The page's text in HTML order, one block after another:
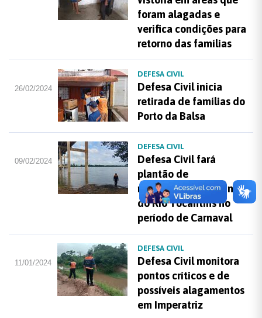
foram alagadas e
verifica condições para
retorno das famílias
26/02/2024
DEFESA CIVIL
Defesa Civil inicia
retirada de famílias do
Porto da Balsa
09/02/2024
DEFESA CIVIL
Defesa Civil fará
plantão de
monitoramento do nível
do Rio Tocantins no
período de Carnaval
11/01/2024
DEFESA CIVIL
Defesa Civil monitora
pontos críticos e de
possíveis alagamentos
em Imperatriz